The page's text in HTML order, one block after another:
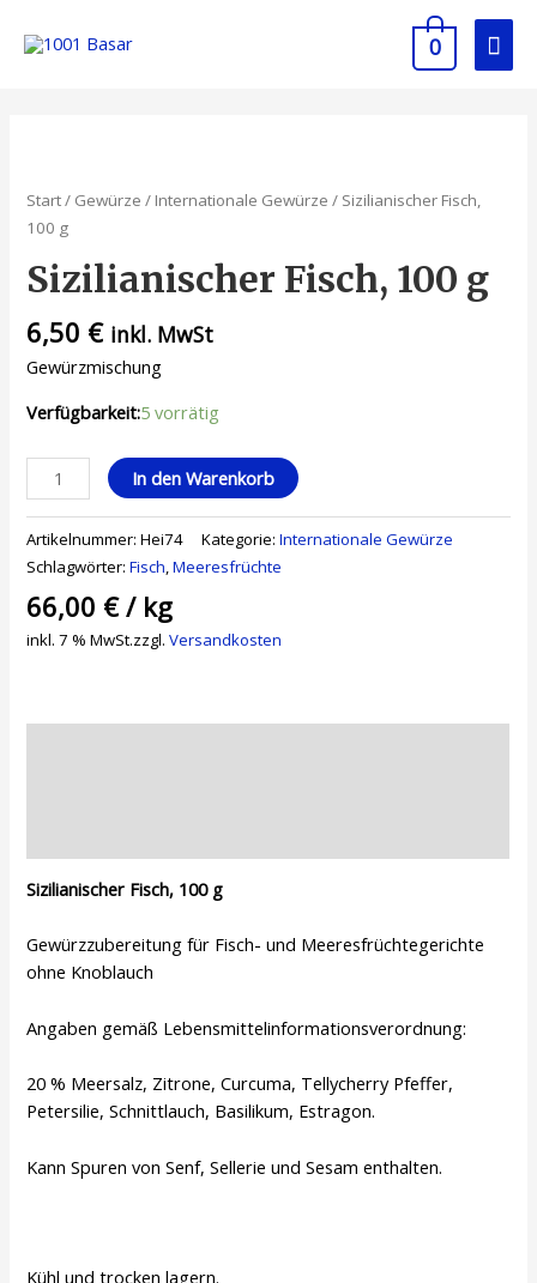
0
Start/ Gewürze / Internationale Gewürze / Sizilianischer Fisch,
100 g
Sizilianischer Fisch, 100 g
6,50 € inkl. MwSt
Gewürzmischung
Verfügbarkeit:5 vorrätig
In den Warenkorb
Artikelnummer:Hei74 Kategorie:Internationale Gewürze
Schlagwörter:Fisch,Meeresfrüchte
66,00 €/ kg
inkl. 7 % MwSt.zzgl.Versandkosten
Sizilianischer Fisch, 100 g
Gewürzzubereitung für Fisch- und Meeresfrüchtegerichte
ohne Knoblauch
Angaben gemäß Lebensmittelinformationsverordnung:
20 % Meersalz, Zitrone, Curcuma, Tellycherry Pfeffer,
Petersilie, Schnittlauch, Basilikum, Estragon.
Kann Spuren von Senf, Sellerie und Sesam enthalten.
Kühl und trocken lagern.